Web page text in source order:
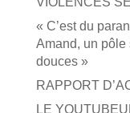
« C’est du
Amand, un pôle
douces »
RAPPORT
LE